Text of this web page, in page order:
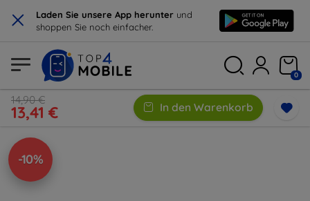
× Laden Sie unsere App herunter und
shoppen Sie noch einfacher.
0
14,90 €
13,41 € In den Warenkorb
-10%